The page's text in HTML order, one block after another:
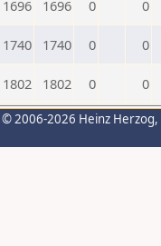
1696 1696 0 0
1740 1740 0 0
1802 1802 0 0
© 2006-2026 Heinz Herzog